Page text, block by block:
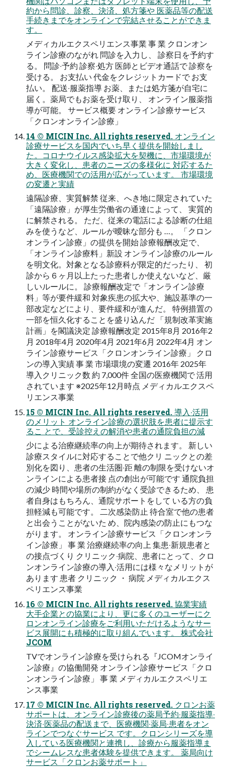
約から問診、診察、決済、処⽅箋や 医薬品等の配送
⼿続きまでをオンラインで完結させることができま
す。
メディカルエクスペリエンス事業 事 業 クロンオン
ライン診療のながれ 問診を⼊⼒し、 診察⽇を予約す
る。 問診‧予約 診察‧処⽅ 医師とビデオ通話で 診察を
受ける。 お⽀払い 代⾦をクレジットカードで お⽀
払い。 配送‧服薬指導 お薬、または処⽅箋が⾃宅に
届く。薬局でもお薬を受け取り、 オンライン服薬指
導が可能。 サービス概要 オンライン診療サービス
「クロンオンライン診療」
14 © MICIN Inc. All rights reserved. オンライン
診療サービスを国内でいち早く提供を開始しまし
た。コロナウイルス感染拡⼤を契機に、市場環境が
⼤きく変化し、患者のニーズの多様化に 対応するた
め、医療機関での活⽤が広がっています。 市場環境
の変遷と実績
遠隔診療、実質解禁 従来、へき地に限定されていた
「遠隔診療」が厚⽣労働省の通達によって、 実質的
に解禁される。 ただ、従来の電話による診断の仕組
みを使うなど、ルールが曖昧な部分も …。 「クロン
オンライン診療」の提供を開始 診療報酬改定で、
「オンライン診療料」新設 オンライン診療のルール
を明⽂化。対象となる診療科が限定的だったり、 初
診から６ヶ⽉以上たった患者しか使えないなど、厳
しいルールに。 診療報酬改定で「オンライン診療
料」等が要件緩和 対象疾患の拡⼤や、施設基準の⼀
部改定などにより、要件緩和が進んだ。 特例措置の
⼀部を恒久化することを盛り込んだ 「規制改⾰実施
計画」を閣議決定 診療報酬改定 2015年8⽉ 2016年2
⽉ 2018年4⽉ 2020年4⽉ 2021年6⽉ 2022年4⽉ オン
ライン診療サービス「クロンオンライン診療」 クロ
ンの導⼊実績 事 業 市場環境の変遷 2016年 2025年
導入クリニック数 約 7,000件 全国の医療機関で 活用
されています ※2025年12月時点 メディカルエクスペ
リエンス事業
15 © MICIN Inc. All rights reserved. 導⼊‧活⽤
のメリット オンライン診療の選択肢を患者に提⽰す
るこ とで、受診控えの解消や患者の通院負担の減
少による治療継続率の向上が期待されます。 新しい
診療スタイルに対応することで他クリ ニックとの差
別化を図り、患者の⽣活圏‧距 離の制限を受けないオ
ンラインによる患者接 点の創出が可能です 通院負担
の減少 時間や場所の制約がなく受診できるため、 患
者⾃⾝はもちろん、通院サポートをして いる⽅の負
担軽減も可能です。 ⼆次感染防⽌ 待合室で他の患者
と出会うことがないた め、院内感染の防⽌にもつな
がります。 オンライン診療サービス「クロンオンラ
イン診療」 事 業 治療継続率の向上 集患‧新規患者と
の接点づくり クリニック‧病院、患者にとって、クロ
ンオンライン診療の導⼊‧活⽤には様々なメリットが
あります 患者 クリニック ・ 病院 メディカルエクス
ペリエンス事業
16 © MICIN Inc. All rights reserved. 協業実績
⼤⼿企業との協業により、更に多くのユーザーにク
ロンオンライン診療をご利⽤いただけるようなサー
ビス展開にも積極的に取り組んでいます。 株式会社
JCOM
TVでオンライン診療を受けられる『JCOMオンライ
ン診療』の協働開発 オンライン診療サービス「クロ
ンオンライン診療」 事 業 メディカルエクスペリエ
ンス事業
17 © MICIN Inc. All rights reserved. クロンお薬
サポートは、オンライン診療後の薬局予約‧服薬指導‧
決済‧医薬品の配送まで、医療機関‧薬局‧患者をオン
ラインでつなぐサービス です。クロンシリーズを導
⼊している医療機関と連携し、診療から服薬指導ま
でシームレスな患者体験を提供できます。 薬局向け
サービス「クロンお薬サポート」